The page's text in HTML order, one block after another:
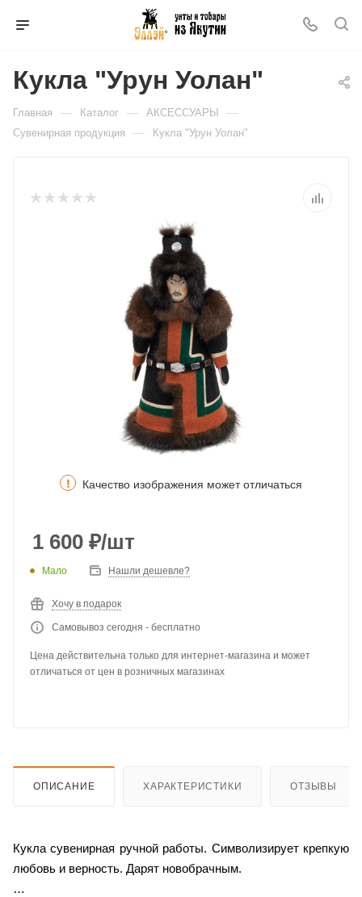
Кукла "Урун Уолан"
Главная — Каталог — АКСЕССУАРЫ —
Сувенирная продукция — Кукла "Урун Уолан"
! Качество изображения может отличаться
1 600 ₽/шт
Мало Нашли дешевле?
Хочу в подарок
Самовывоз сегодня - бесплатно
Цена действительна только для интернет-магазина и может
отличаться от цен в розничных магазинах
ОПИСАНИЕ ХАРАКТЕРИСТИКИ ОТЗЫВЫ
Кукла сувенирная ручной работы. Символизирует крепкую
любовь и верность. Дарят новобрачным.